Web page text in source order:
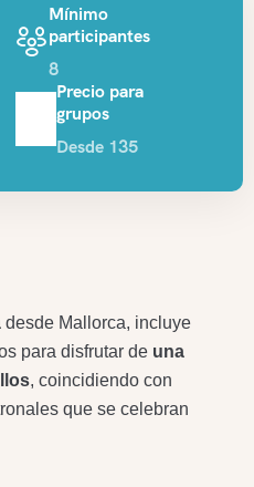
Mínimo
participantes
8
Precio para
grupos
Desde 135
desde Mallorca, incluye
para disfrutar de una
, coincidiendo con
que se celebran